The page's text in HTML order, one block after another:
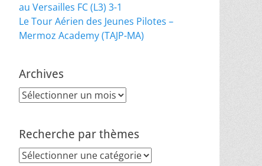
au Versailles FC (L3) 3-1
Le Tour Aérien des Jeunes Pilotes –
Mermoz Academy (TAJP-MA)
Archives
Archives
Recherche par thèmes
Recherche